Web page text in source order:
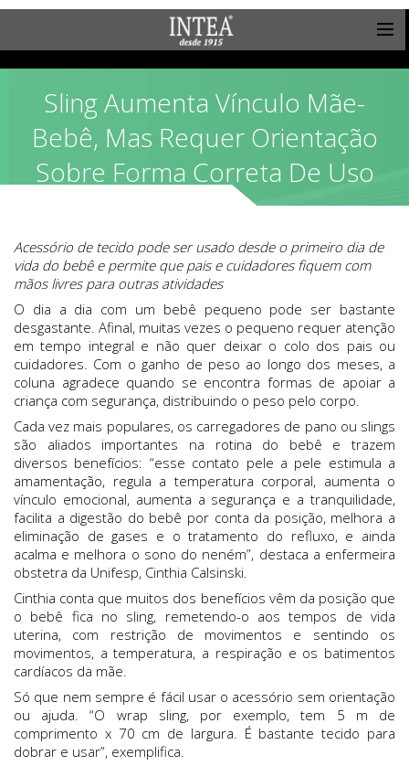
Sling Aumenta Vínculo Mãe-
Bebê, Mas Requer Orientação
Sobre Forma Correta De Uso
Acessório de tecido pode ser usado desde o primeiro dia de
vida do bebê e permite que pais e cuidadores fiquem com
mãos livres para outras atividades
O dia a dia com um bebê pequeno pode ser bastante
desgastante. Afinal, muitas vezes o pequeno requer atenção
em tempo integral e não quer deixar o colo dos pais ou
cuidadores. Com o ganho de peso ao longo dos meses, a
coluna agradece quando se encontra formas de apoiar a
criança com segurança, distribuindo o peso pelo corpo.
Cada vez mais populares, os carregadores de pano ou slings
são aliados importantes na rotina do bebê e trazem
diversos benefícios: “esse contato pele a pele estimula a
amamentação, regula a temperatura corporal, aumenta o
vínculo emocional, aumenta a segurança e a tranquilidade,
facilita a digestão do bebê por conta da posição, melhora a
eliminação de gases e o tratamento do refluxo, e ainda
acalma e melhora o sono do neném”, destaca a enfermeira
obstetra da Unifesp, Cinthia Calsinski.
Cinthia conta que muitos dos benefícios vêm da posição que
o bebê fica no sling, remetendo-o aos tempos de vida
uterina, com restrição de movimentos e sentindo os
movimentos, a temperatura, a respiração e os batimentos
cardíacos da mãe.
Só que nem sempre é fácil usar o acessório sem orientação
ou ajuda. “O wrap sling, por exemplo, tem 5 m de
comprimento x 70 cm de largura. É bastante tecido para
dobrar e usar”, exemplifica.